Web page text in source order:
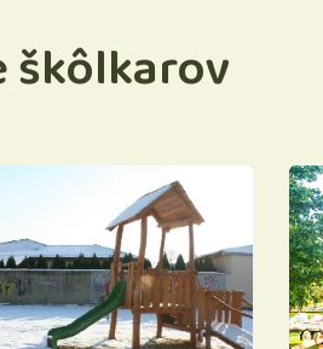
škôlkarov